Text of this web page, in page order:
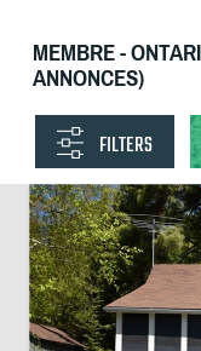
MEMBRE -
ANNONCES)
FILTERS